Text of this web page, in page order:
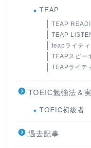
TEAP
TEAP
TEAP
teapライティ
TEAPスピー
TEAPライテ
TOEIC勉強法＆
TOEIC初級者
過去記事